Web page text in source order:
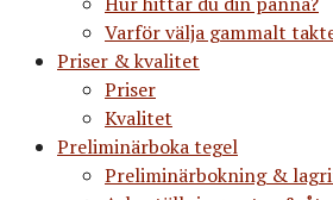
Varför välja gammalt
Priser & kvalitet
Priser
Kvalitet
Preliminärboka tegel
Preliminärbokning &